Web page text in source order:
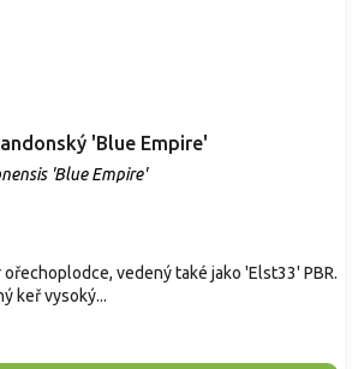
'Blue Empire'
'Blue Empire'
vedený také jako 'Elst33' PBR.
keř vysoký...